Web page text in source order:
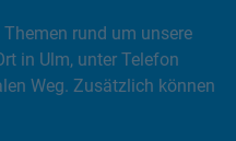
rund um unsere
in Ulm, unter Telefon
Weg. Zusätzlich können